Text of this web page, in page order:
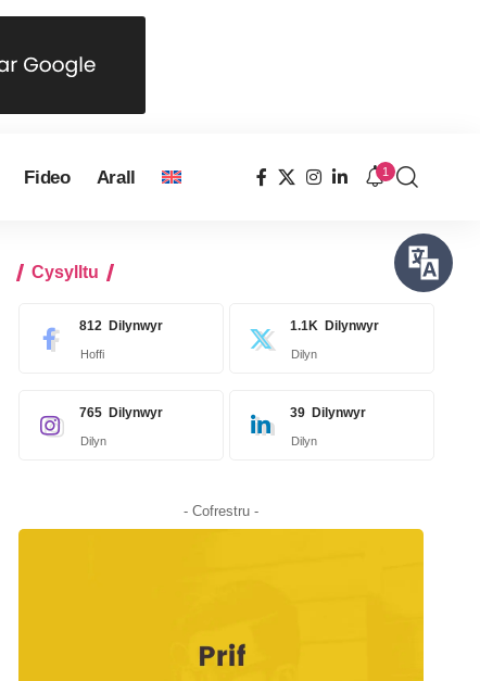
Fideo Arall 1
Cysylltu
812 Dilynwyr
Hoffi
1.1K Dilynwyr
Dilyn
765 Dilynwyr
Dilyn
39 Dilynwyr
Dilyn
- Cofrestru -